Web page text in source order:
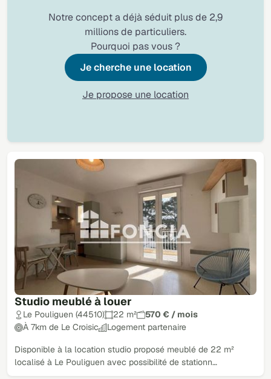
Studio meublé à louer
Le Pouliguen (44510) 22 m²
570 € / mois
À 7km de Le Croisic
Logement partenaire
Disponible à la location studio proposé meublé de 22 m²
localisé à Le Pouliguen avec possibilité de stationn…
Notre concept a déjà séduit plus de 2,9
millions de particuliers.
Pourquoi pas vous ?
Je cherche une location
Je propose une location